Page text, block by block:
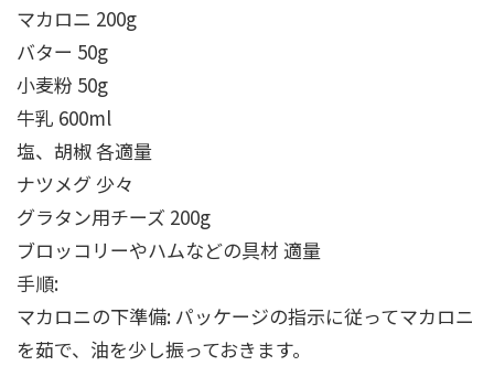
マカロニ 200g
バター 50g
小麦粉 50g
牛乳 600ml
塩、胡椒 各適量
ナツメグ 少々
グラタン用チーズ 200g
ブロッコリーやハムなどの具材 適量
手順:
マカロニの下準備: パッケージの指示に従ってマカロニ
を茹で、油を少し振っておきます。